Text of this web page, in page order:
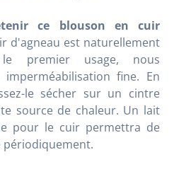
ce blouson en cuir
d'agneau est naturellement
premier usage, nous
fine. En
le sécher sur un cintre
source de chaleur. Un lait
pour le cuir permettra de